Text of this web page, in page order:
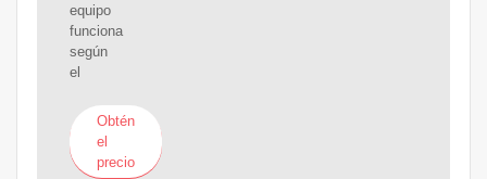
equipo
funciona
según
el
Obtén
el
precio